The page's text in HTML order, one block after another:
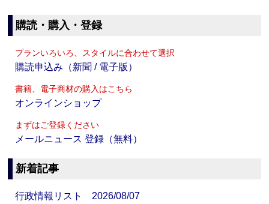
購読・購入・登録
プランいろいろ、スタイルに合わせて選択
購読申込み（新聞 / 電子版）
書籍、電子商材の購入はこちら
オンラインショップ
まずはご登録ください
メールニュース 登録（無料）
新着記事
行政情報リスト 2026/08/07